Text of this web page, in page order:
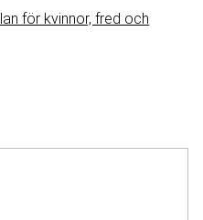
för kvinnor, fred och